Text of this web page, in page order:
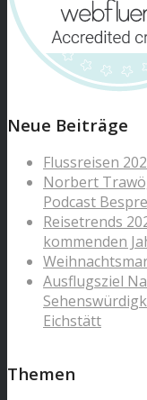
Neue Beiträge
Flussreisen
Norbert
Podcast
Reisetrends
kommenden
Ausflugsziel
Eichstätt
Themen